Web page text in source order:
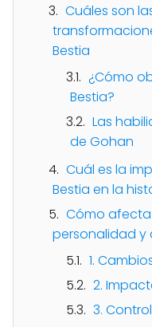
Cuáles son
Bestia
¿Cómo
Bestia?
Las
de Gohan
Cuál es la
Bestia en la
Cómo afecta
personalidad y
1.
2.
3.